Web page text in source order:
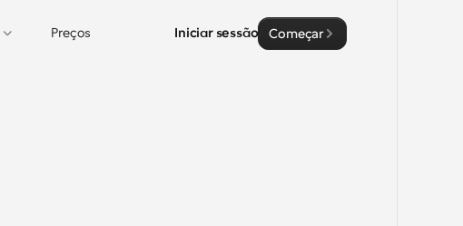
Preços Iniciar sessão Começar